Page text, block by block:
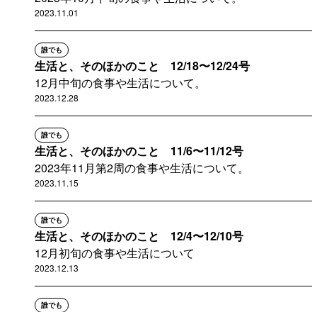
2023.11.01
誰でも
生活と、そのほかのこと 12/18〜12/24号
12月中旬の食事や生活について。
2023.12.28
誰でも
生活と、そのほかのこと 11/6〜11/12号
2023年11月第2周の食事や生活について。
2023.11.15
誰でも
生活と、そのほかのこと 12/4〜12/10号
12月初旬の食事や生活について
2023.12.13
誰でも